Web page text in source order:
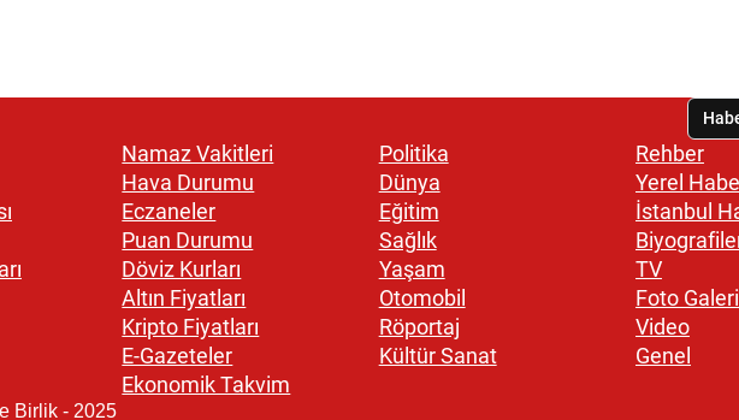
Namaz Vakitleri
Hava Durumu
Eczaneler
Puan Durumu
Döviz Kurları
Altın Fiyatları
Kripto Fiyatları
E-Gazeteler
Ekonomik Takvim
Politika
Dünya
Eğitim
Sağlık
Yaşam
Otomobil
Röportaj
Kültür Sanat
Rehber
Yerel
İstanbul
TV
Foto Galeri
Video
Genel
Birlik - 2025